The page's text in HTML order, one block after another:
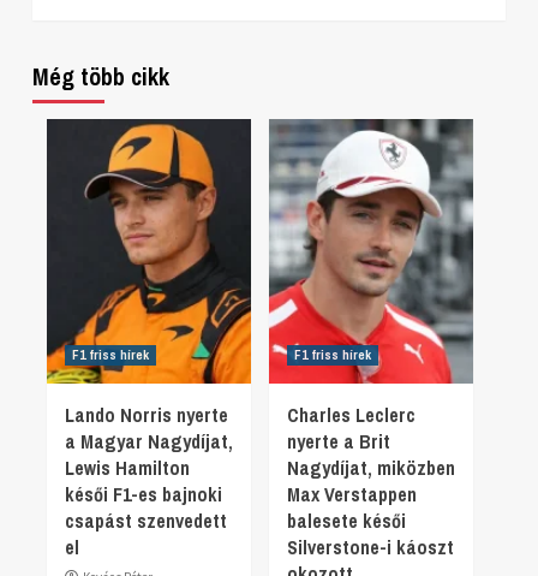
Még több cikk
F1 friss hírek
Lando Norris nyerte
a Magyar Nagydíjat,
Lewis Hamilton
késői F1-es bajnoki
csapást szenvedett
el
F1 friss hírek
Charles Leclerc
nyerte a Brit
Nagydíjat, miközben
Max Verstappen
balesete késői
Silverstone-i káoszt